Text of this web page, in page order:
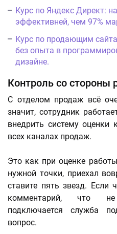
Курс по Яндекс Директ:
эффективней, чем 97%
Курс по продающим
без опыта в
дизайне.
Контроль со стороны
С отделом продаж всё
значит, сотрудник
внедрить систему оценки
всех каналах продаж.
Это как при оценке
нужной точки, приехал
ставите пять звезд. Если
комментарий, что
подключается служба
вопрос.